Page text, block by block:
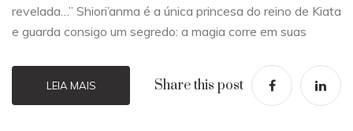
revelada…” Shiori’anma é a única princesa do reino de Kiata
e guarda consigo um segredo: a magia corre em suas
LEIA MAIS Share this post